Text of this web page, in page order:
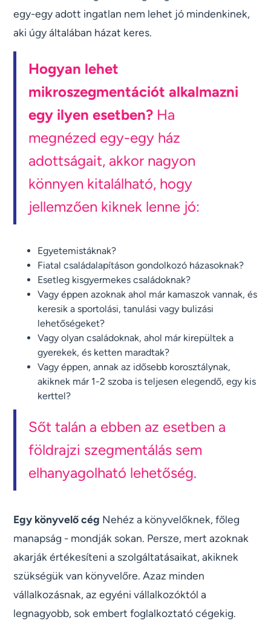
egy-egy adott ingatlan nem lehet jó mindenkinek,
aki úgy általában házat keres.
Hogyan lehet
mikroszegmentációt alkalmazni
egy ilyen esetben? Ha
megnézed egy-egy ház
adottságait, akkor nagyon
könnyen kitalálható, hogy
jellemzően kiknek lenne jó:
Egyetemistáknak?
Fiatal családalapításon gondolkozó házasoknak?
Esetleg kisgyermekes családoknak?
Vagy éppen azoknak ahol már kamaszok vannak, és
keresik a sportolási, tanulási vagy bulizási
lehetőségeket?
Vagy olyan családoknak, ahol már kirepültek a
gyerekek, és ketten maradtak?
Vagy éppen, annak az idősebb korosztálynak,
akiknek már 1-2 szoba is teljesen elegendő, egy kis
kerttel?
Sőt talán a ebben az esetben a
földrajzi szegmentálás sem
elhanyagolható lehetőség.
Egy könyvelő cég Nehéz a könyvelőknek, főleg
manapság - mondják sokan. Persze, mert azoknak
akarják értékesíteni a szolgáltatásaikat, akiknek
szükségük van könyvelőre. Azaz minden
vállalkozásnak, az egyéni vállalkozóktól a
legnagyobb, sok embert foglalkoztató cégekig.